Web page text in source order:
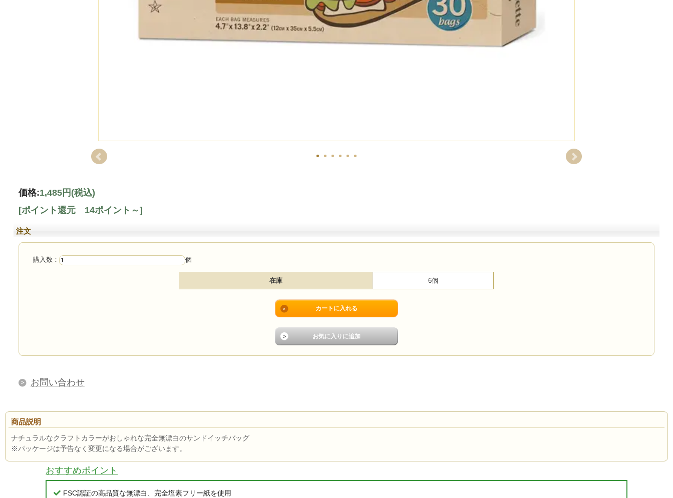
価格:1,485円 (税込)
[ポイント還元 14ポイント～]
注文
購入数： 個
在庫 6個
お問い合わせ
商品説明
ナチュラルなクラフトカラーがおしゃれな完全無漂白のサンドイッチバッグ
※パッケージは予告なく変更になる場合がございます。
おすすめポイント
FSC認証の高品質な無漂白、完全塩素フリー紙を使用